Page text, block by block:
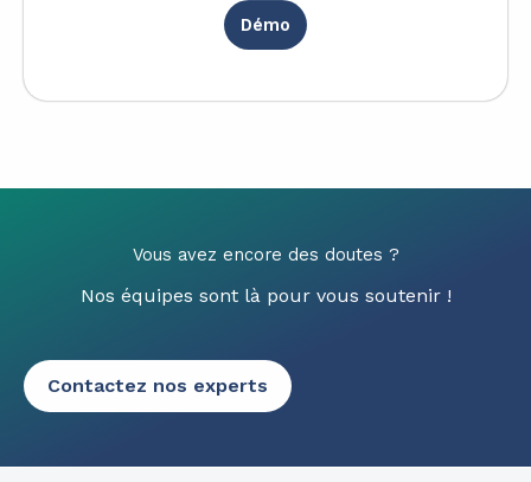
Démo
Vous avez encore des doutes ?
Nos équipes sont là pour vous soutenir !
Contactez nos experts